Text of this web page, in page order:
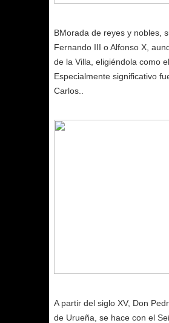
BMorada de reyes y nobles,
Fernando III o Alfonso X,
de la Villa, eligiéndola como
Especialmente significativo
Carlos..
A partir del siglo XV, Don
de Urueña, se hace con el